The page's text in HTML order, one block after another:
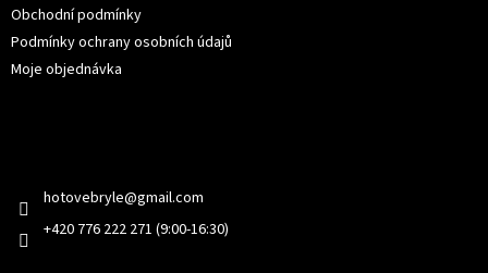
Obchodní podmínky
Podmínky ochrany osobních údajů
Moje objednávka
hotovebryle@gmail.com
+420 776 222 271 (9:00-16:30)